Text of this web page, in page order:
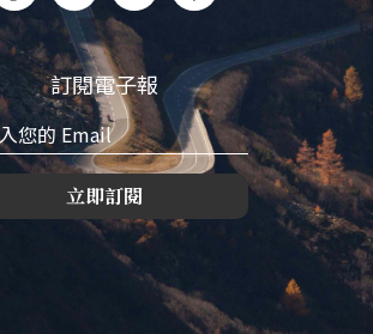
訂閱電子報
立即訂閱